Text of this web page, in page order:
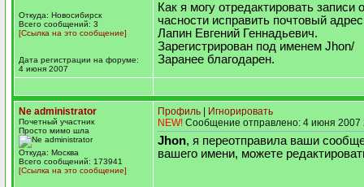
Откуда: Новосибирск
Всего сообщений: 3
[Ссылка на это сообщение]
Дата регистрации на форуме:
4 июня 2007
Как я могу отредактировать записи
часности исправить почтовый
Лапин Евгений Геннадьевич.
Зарегистрирован под именем Jhon/
Заранее благодарен.
Ne administrator
Почетный участник
Просто мимо шла
Откуда: Москва
Всего сообщений: 173941
[Ссылка на это сообщение]
Профиль
Игнорировать
NEW! Сообщение отправлено: 4 июня 2007
Jhon, я переотправила ваши
вашего имени, можете